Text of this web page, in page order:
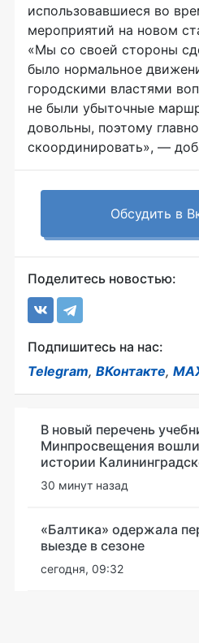
использовавшиеся во
мероприятий на новом
«Мы со своей стороны
было нормальное
городскими властями
не были убыточные
довольны, поэтому
скоординировать», —
Обсудить в
Поделитесь новостью:
Подпишитесь на нас:
Telegram, ВКонтакте,
В новый перечень
Минпросвещения
истории
30 минут назад
«Балтика» одержала
выезде в сезоне
сегодня, 09:32